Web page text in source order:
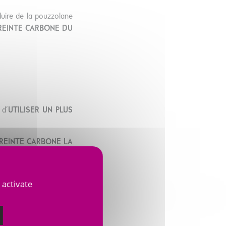
de la pouzzolane
CARBONE DU
UTILISER UN PLUS
CARBONE LA
CONSOMMATION
en garantissant un